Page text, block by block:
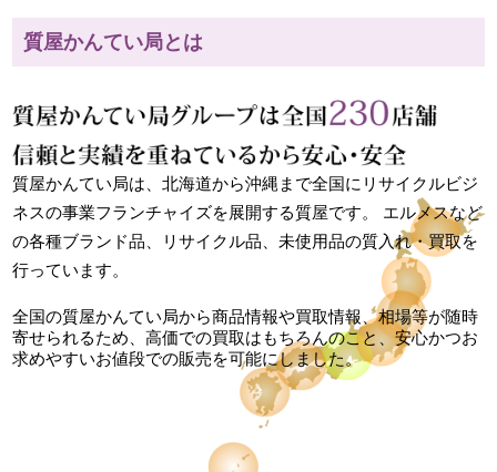
質屋かんてい局とは
質屋かんてい局は、北海道から沖縄まで全国にリサイクルビジ
ネスの事業フランチャイズを展開する質屋です。 エルメスなど
の各種ブランド品、リサイクル品、未使用品の質入れ・買取を
行っています。
全国の質屋かんてい局から商品情報や買取情報、相場等が随時
寄せられるため、高価での買取はもちろんのこと、安心かつお
求めやすいお値段での販売を可能にしました。